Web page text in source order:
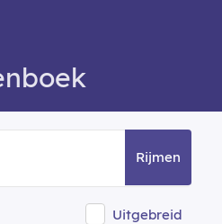
Rijmen
Uitgebreid